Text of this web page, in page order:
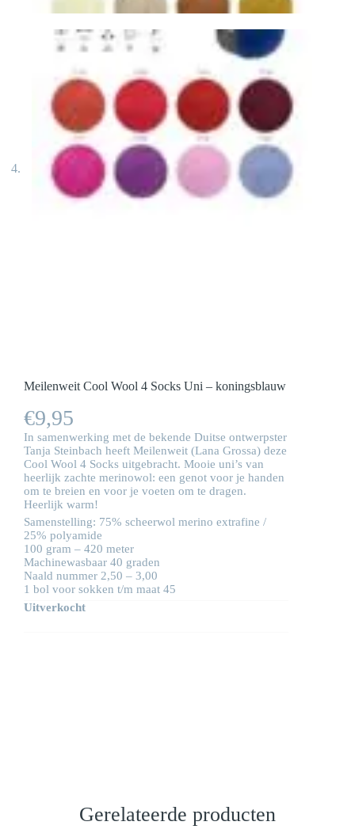
Meilenweit Cool Wool 4 Socks Uni – koningsblauw
€9,95
In samenwerking met de bekende Duitse ontwerpster
Tanja Steinbach heeft Meilenweit (Lana Grossa) deze
Cool Wool 4 Socks uitgebracht. Mooie uni’s van
heerlijk zachte merinowol: een genot voor je handen
om te breien en voor je voeten om te dragen.
Heerlijk warm!
Samenstelling: 75% scheerwol merino extrafine /
25% polyamide
100 gram – 420 meter
Machinewasbaar 40 graden
Naald nummer 2,50 – 3,00
1 bol voor sokken t/m maat 45
Uitverkocht
Gerelateerde producten